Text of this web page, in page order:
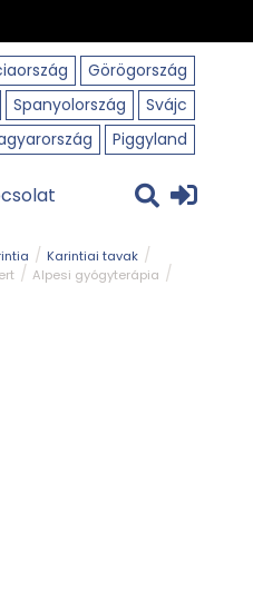
Görögország
Spanyolország
Svájc
Piggyland
Karintiai tavak
Alpesi gyógyterápia